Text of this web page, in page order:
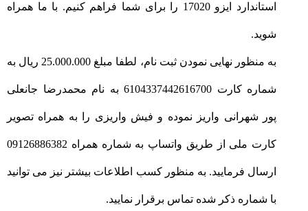
استاندارد ایزو 17020 را برای شما فراهم کنیم. با ما همراه
شوید.
به منظور نهایی نمودن ثبت نام، لطفا مبلغ 25.000.000 ریال به
شماره کارت 6104337442616700 به نام محمدرضا جانعلی
پور شهرانی واریز نموده و فیش واریزی را به همراه تصویر
کارت ملی از طریق واتساپ به شماره همراه 09126886382
ارسال فرمایید. به منظور کسب اطلاعات بیشتر نیز می توانید
با شماره ذکر شده تماس برقرار نمایید.